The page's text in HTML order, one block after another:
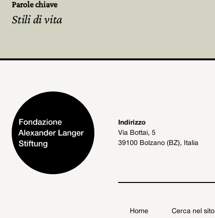
Parole chiave
Stili di vita
Indirizzo
Via Bottai, 5
39100 Bolzano (BZ), Italia
Home Cerca nel sito